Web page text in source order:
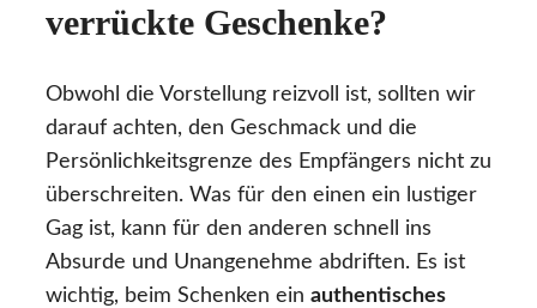
verrückte Geschenke?
Obwohl die Vorstellung reizvoll ist, sollten wir
darauf achten, den Geschmack und die
Persönlichkeitsgrenze des Empfängers nicht zu
überschreiten. Was für den einen ein lustiger
Gag ist, kann für den anderen schnell ins
Absurde und Unangenehme abdriften. Es ist
wichtig, beim Schenken ein authentisches